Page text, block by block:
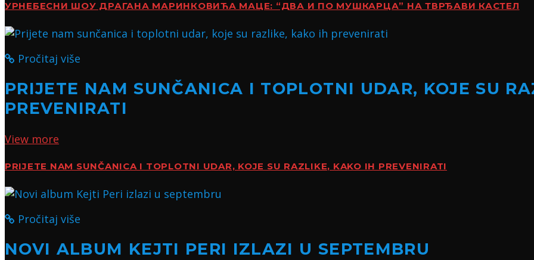
УРНЕБЕСНИ ШОУ ДРАГАНА МАРИНКОВИЋА МАЦЕ: “ДВА И ПО МУШКАРЦА” НА ТВРЂАВИ КАСТЕЛ
Pročitaj više
PRIJETE NAM SUNČANICA I TOPLOTNI UDAR, KOJE SU
PREVENIRATI
View more
PRIJETE NAM SUNČANICA I TOPLOTNI UDAR, KOJE SU RAZLIKE, KAKO IH PREVENIRATI
Pročitaj više
NOVI ALBUM KEJTI PERI IZLAZI U SEPTEMBRU